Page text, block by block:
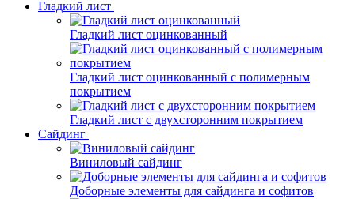
Гладкий лист
Гладкий лист оцинкованный
Гладкий лист оцинкованный с полимерным
покрытием
Гладкий лист с двухсторонним покрытием
Сайдинг
Виниловый сайдинг
Доборные элементы для сайдинга и софитов